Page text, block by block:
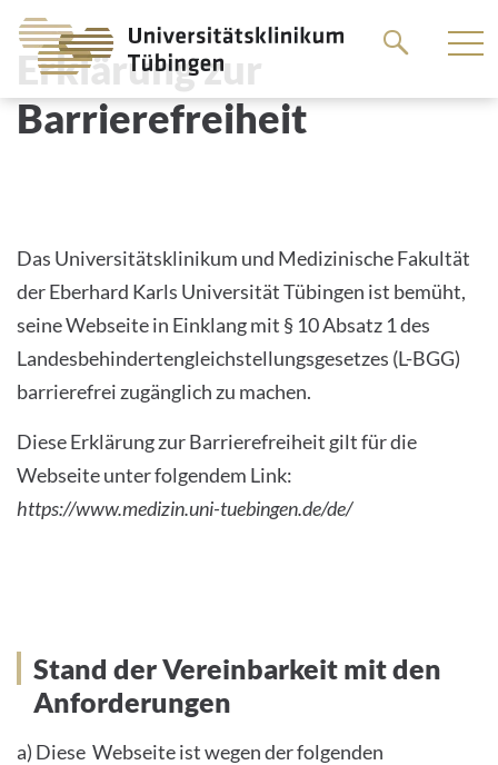
zum
ERKLÄRUNG ZUR
BARRIEREFREIHEIT
Erklärung zur
Barrierefreiheit
Das Universitätsklinikum und Medizinische Fakultät
der Eberhard Karls Universität Tübingen ist bemüht,
seine Webseite in Einklang mit § 10 Absatz 1 des
Landesbehindertengleichstellungsgesetzes (L-BGG)
barrierefrei zugänglich zu machen.
Diese Erklärung zur Barrierefreiheit gilt für die
Webseite unter folgendem Link:
https://www.medizin.uni-tuebingen.de/de/
Stand der Vereinbarkeit mit den
Anforderungen
Stand der Vereinbarkeit mit den
Anforderungen
a) Diese Webseite ist wegen der folgenden